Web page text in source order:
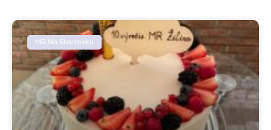
MR Na Slovensku